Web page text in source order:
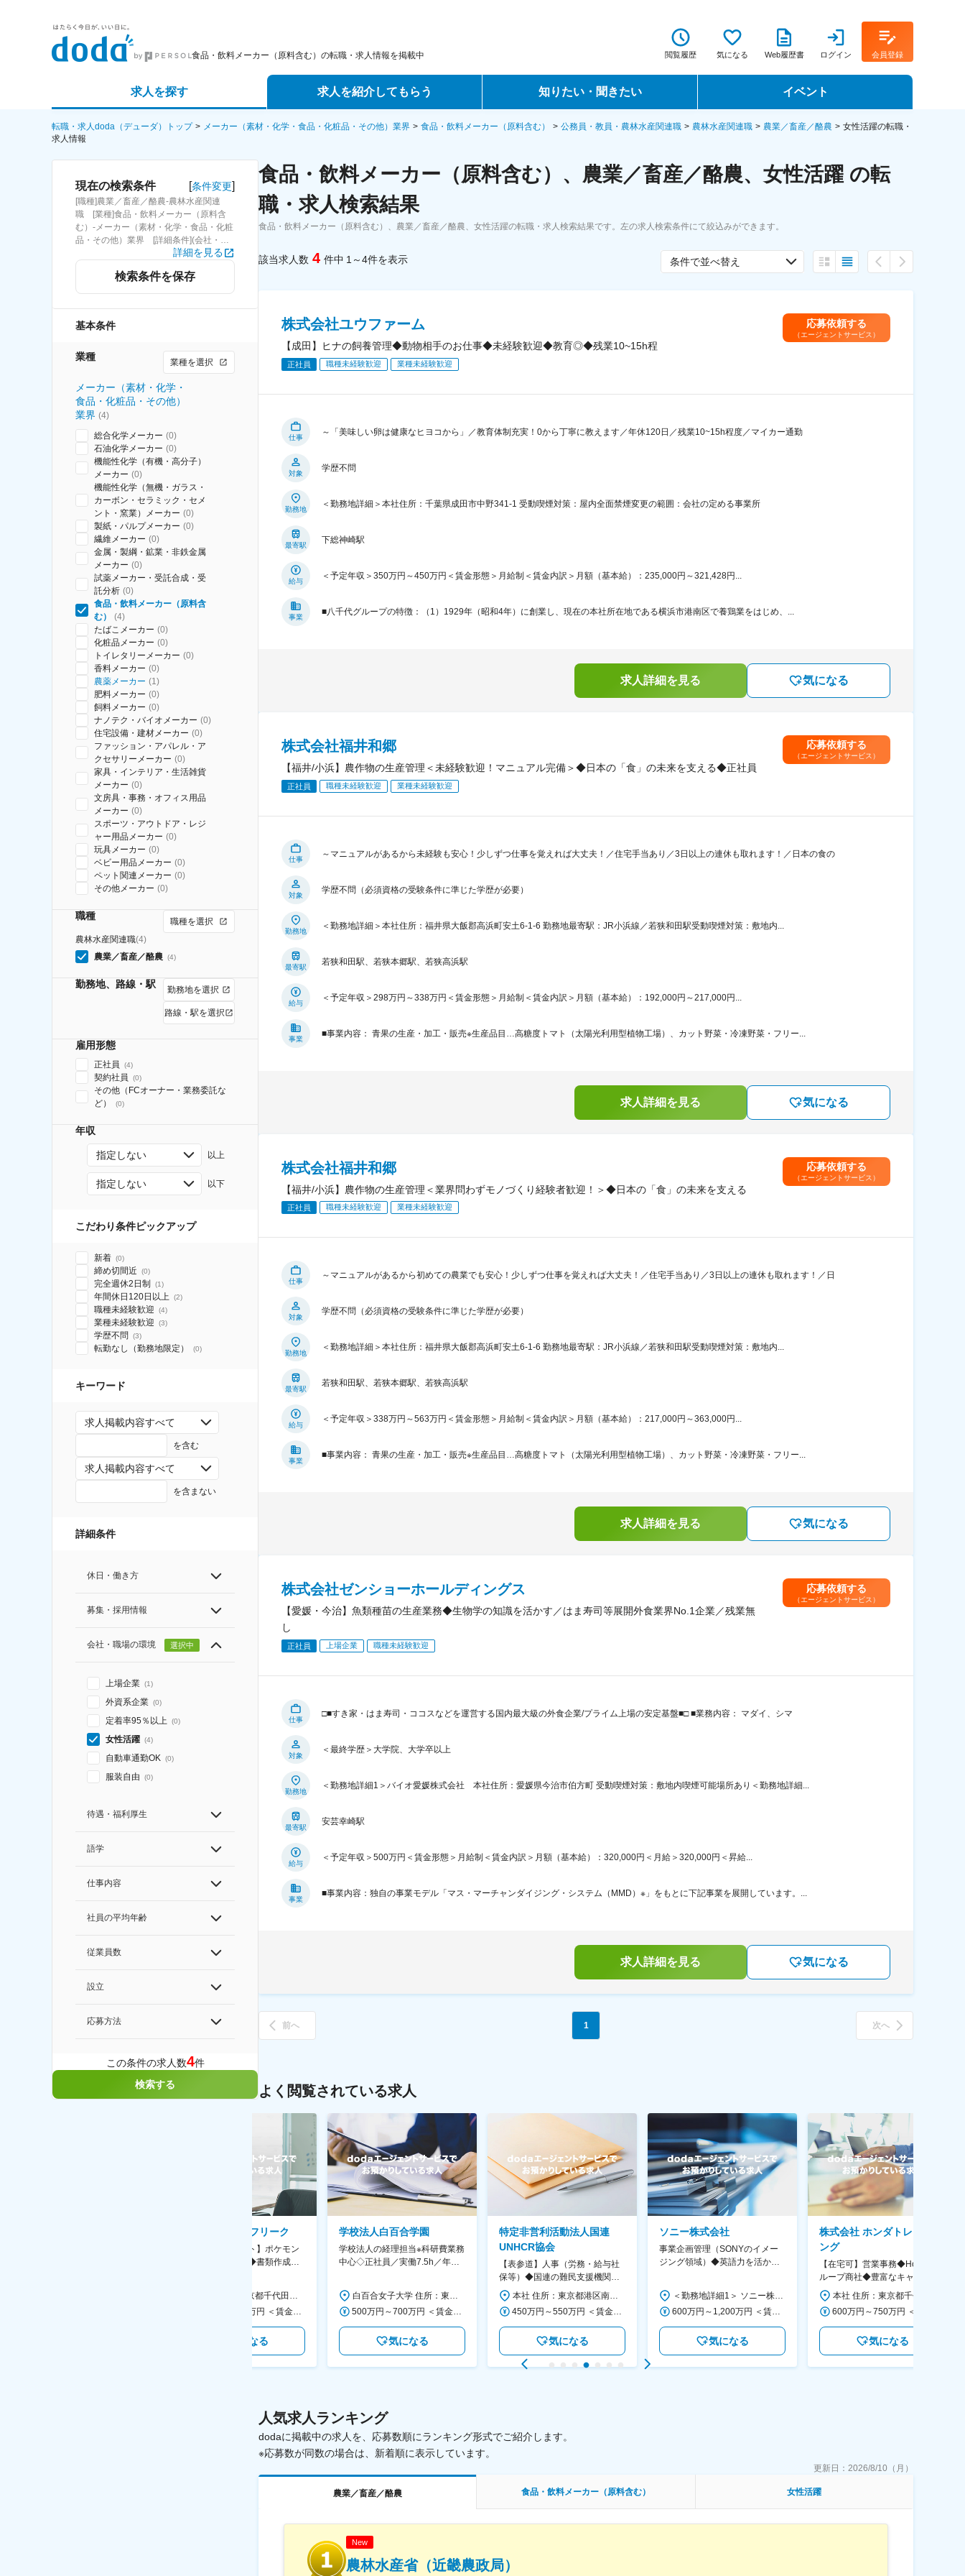
食品・飲料メーカー（原料含む）の転職・求人情報を掲載中 閲覧履歴 気になる Web履歴書 ログイン 会員登録
求人を探す
詳細条件から探す
新着求人から探す
求人特集から探す
求人を紹介してもらう
エージェントサービス
スカウトサービス
パートナーエージェントサービス
知りたい・聞きたい
転職ノウハウ
データで見る転職
転職Q&A
イベント
転職イベント・転職セミナー
転職フェア
転職・求人doda（デューダ）トップ メーカー（素材・化学・食品・化粧品・その他）業界 食品・飲料メーカー（原料含む） 公務員・教員・農林水産関連職 農林水産関連職 農業／畜産／酪農
女性活躍の転職・
求人情報
現在の検索条件 [条件変更]
[職種]農業／畜産／酪農-農林水産関連
職 [業種]食品・飲料メーカー（原料含
む）-メーカー（素材・化学・食品・化粧
品・その他）業界 [詳細条件](会社・職
詳細を見る
検索条件を保存
基本条件
業種 業種を選択
メーカー（素材・化学・
食品・化粧品・その他）
業界 (4)
総合化学メーカー (0)
石油化学メーカー (0)
機能性化学（有機・高分子）
メーカー (0)
機能性化学（無機・ガラス・
カーボン・セラミック・セメ
ント・窯業）メーカー (0)
製紙・パルプメーカー (0)
繊維メーカー (0)
金属・製綱・鉱業・非鉄金属
メーカー (0)
試薬メーカー・受託合成・受
託分析 (0)
食品・飲料メーカー（原料含
む）
(4)
たばこメーカー (0)
化粧品メーカー (0)
トイレタリーメーカー (0)
香料メーカー (0)
農薬メーカー (1)
肥料メーカー (0)
飼料メーカー (0)
ナノテク・バイオメーカー (0)
住宅設備・建材メーカー (0)
ファッション・アパレル・ア
クセサリーメーカー (0)
家具・インテリア・生活雑貨
メーカー (0)
文房具・事務・オフィス用品
メーカー (0)
スポーツ・アウトドア・レジ
ャー用品メーカー (0)
玩具メーカー (0)
ベビー用品メーカー (0)
ペット関連メーカー (0)
その他メーカー (0)
職種
職種を選択
農林水産関連職(4)
農業／畜産／酪農 (4)
勤務地、路線・駅 勤務地を選択
路線・駅を選択
雇用形態
正社員 (4)
契約社員 (0)
その他（FCオーナー・業務委託な
ど）
(0)
年収
指定しない 以上
指定しない 以下
こだわり条件ピックアップ
新着 (0)
締め切間近 (0)
完全週休2日制 (1)
年間休日120日以上 (2)
職種未経験歓迎 (4)
業種未経験歓迎 (3)
学歴不問 (3)
転勤なし（勤務地限定） (0)
キーワード
求人掲載内容すべて
を含む
求人掲載内容すべて
を含まない
詳細条件
休日・働き方
募集・採用情報
会社・職場の環境 選択中
上場企業 (1)
外資系企業 (0)
定着率95％以上 (0)
女性活躍 (4)
自動車通勤OK (0)
服装自由 (0)
待遇・福利厚生
語学
仕事内容
社員の平均年齢
従業員数
設立
応募方法
この条件の求人数4件
検索する
食品・飲料メーカー（原料含む）、農業／畜産／酪農、女性活躍 の転
職・求人検索結果
食品・飲料メーカー（原料含む）、農業／畜産／酪農、女性活躍の転職・求人検索結果です。左の求人検索条件にて絞込みができます。
該当求人数 4 件中 1～4件を表示 条件で並べ替え
株式会社ユウファーム
【成田】ヒナの飼養管理◆動物相手のお仕事◆未経験歓迎◆教育◎◆残業10~15h程
正社員 職種未経験歓迎 業種未経験歓迎
応募依頼する
（エージェントサービス）
仕事
～「美味しい卵は健康なヒヨコから」／教育体制充実！0から丁寧に教えます／年休120日／残業10~15h程度／マイカー通勤
対象
学歴不問
勤務地
＜勤務地詳細＞本社住所：千葉県成田市中野341-1 受動喫煙対策：屋内全面禁煙変更の範囲：会社の定める事業所
最寄駅
下総神崎駅
給与
＜予定年収＞350万円～450万円＜賃金形態＞月給制＜賃金内訳＞月額（基本給）：235,000円～321,428円...
事業
■八千代グループの特徴：（1）1929年（昭和4年）に創業し、現在の本社所在地である横浜市港南区で養鶏業をはじめ、...
求人詳細を見る 気になる
株式会社福井和郷
【福井/小浜】農作物の生産管理＜未経験歓迎！マニュアル完備＞◆日本の「食」の未来を支える◆正社員
正社員 職種未経験歓迎 業種未経験歓迎
応募依頼する
（エージェントサービス）
仕事
～マニュアルがあるから未経験も安心！少しずつ仕事を覚えれば大丈夫！／住宅手当あり／3日以上の連休も取れます！／日本の食の
対象
学歴不問（必須資格の受験条件に準じた学歴が必要）
勤務地
＜勤務地詳細＞本社住所：福井県大飯郡高浜町安土6-1-6 勤務地最寄駅：JR小浜線／若狭和田駅受動喫煙対策：敷地内...
最寄駅
若狭和田駅、若狭本郷駅、若狭高浜駅
給与
＜予定年収＞298万円～338万円＜賃金形態＞月給制＜賃金内訳＞月額（基本給）：192,000円～217,000円...
事業
■事業内容： 青果の生産・加工・販売※生産品目…高糖度トマト（太陽光利用型植物工場）、カット野菜・冷凍野菜・フリー...
求人詳細を見る 気になる
株式会社福井和郷
【福井/小浜】農作物の生産管理＜業界問わずモノづくり経験者歓迎！＞◆日本の「食」の未来を支える
正社員 職種未経験歓迎 業種未経験歓迎
応募依頼する
（エージェントサービス）
仕事
～マニュアルがあるから初めての農業でも安心！少しずつ仕事を覚えれば大丈夫！／住宅手当あり／3日以上の連休も取れます！／日
対象
学歴不問（必須資格の受験条件に準じた学歴が必要）
勤務地
＜勤務地詳細＞本社住所：福井県大飯郡高浜町安土6-1-6 勤務地最寄駅：JR小浜線／若狭和田駅受動喫煙対策：敷地内...
最寄駅
若狭和田駅、若狭本郷駅、若狭高浜駅
給与
＜予定年収＞338万円～563万円＜賃金形態＞月給制＜賃金内訳＞月額（基本給）：217,000円～363,000円...
事業
■事業内容： 青果の生産・加工・販売※生産品目…高糖度トマト（太陽光利用型植物工場）、カット野菜・冷凍野菜・フリー...
求人詳細を見る 気になる
株式会社ゼンショーホールディングス
【愛媛・今治】魚類種苗の生産業務◆生物学の知識を活かす／はま寿司等展開外食業界No.1企業／残業無
し
正社員 上場企業 職種未経験歓迎
応募依頼する
（エージェントサービス）
仕事
□■すき家・はま寿司・ココスなどを運営する国内最大級の外食企業/プライム上場の安定基盤■□ ■業務内容： マダイ、シマ
対象
＜最終学歴＞大学院、大学卒以上
勤務地
＜勤務地詳細1＞バイオ愛媛株式会社 本社住所：愛媛県今治市伯方町 受動喫煙対策：敷地内喫煙可能場所あり＜勤務地詳細...
最寄駅
安芸幸崎駅
給与
＜予定年収＞500万円＜賃金形態＞月給制＜賃金内訳＞月額（基本給）：320,000円＜月給＞320,000円＜昇給...
事業
■事業内容：独自の事業モデル「マス・マーチャンダイジング・システム（MMD）※」をもとに下記事業を展開しています。...
求人詳細を見る 気になる
前へ 1 次へ
よく閲覧されている求人
株式会社ゲームフリーク
【庶務アシスタント】ポケモン
シリーズ開発企業◆書類作成・
本社 住所：東京都千代田区神田錦町2-2-1 KANDASQUARE 受動喫煙対策：屋内全面禁煙 変更の範囲：会社の定める事業所
350万円～500万円 ＜賃金形態＞ 月給制 ＜賃金内訳＞ 月額（基本給）：215,000円～307,000円 固定残業手当/月：76,700円～110,000円（固定残業時間45時間0分/月） 超過した時間外労働の残業手当は追加支給 ＜月給＞ 291,700円～417,000円（一律手当を含む） ＜昇給有無＞ 有 ＜残業手当＞ 有 ＜給与補足＞ ※経験・能力を考慮の上、年齢に関わりなく当社規定により優遇します。 賃金はあくまでも目安の金額であり、選考を通じて上下する可能性があります。 月給(月額)は固定手当を含めた表記です。
気になる
学校法人白百合学園
学校法人の経理担当※科研費業務
中心◇正社員／実働7.5h／年休
大学
白百合女子大学 住所：東京都調布市緑ヶ丘1-25 勤務地最寄駅：京王線／仙川駅 受動喫煙対策：屋内全面禁煙 変更の範囲：会社の定める事業所
500万円～700万円 ＜賃金形態＞ 月給制 ＜賃金内訳＞ 月額（基本給）：280,000円～430,000円 ＜月給＞ 280,000円～430,000円 ＜昇給有無＞ 有 ＜残業手当＞ 有 ＜給与補足＞ ※年齢・過去の経験に基づき、本学規定に合わせ決定 【残業手当】有 /残業時間に応じて全額支給（※想定年収に含む） 【各種手当】扶養手当/住宅手当/通勤手当 等 【賞与】年2回（6月、12月） 【昇給】年1回（4月） 賃金はあくまでも目安の金額であり、選考を通じて上下する可能性があります。 月給(月額)は固定手当を含めた表記です。
気になる
特定非営利活動法人国連
UNHCR協会
【表参道】人事（労務・給与社
保等）◆国連の難民支援機関の
活動を支える日本公式支援窓口
◆正職員登用前提
本社 住所：東京都港区南青山6-10-11 ウェスレーセンター3F 勤務地最寄駅：地下鉄各線／表参道駅 受動喫煙対策：屋内全面禁煙 変更の範囲：会社の定める事業所（リモートワーク含む）
450万円～550万円 ＜賃金形態＞ 月給制 ＜賃金内訳＞ 月額（基本給）：340,000円～420,000円 ＜月給＞ 340,000円～420,000円 ＜昇給有無＞ 有 ＜残業手当＞ 有 ＜給与補足＞ ※能力・経験によって決定します。 ■賞与あり（業績評価に応じて支給） 賃金はあくまでも目安の金額であり、選考を通じて上下する可能性があります。 月給(月額)は固定手当を含めた表記です。
気になる
ソニー株式会社
事業企画管理（SONYのイメー
ジング領域）◆英語力を活か
＜勤務地詳細1＞ ソニー株式会社 住所：神奈川県横浜市西区みなとみらい5-1-1 受動喫煙対策：屋内全面禁煙 ＜勤務地詳細2＞ ソニーシティ大崎 住所：東京都品川区大崎2-10-1 勤務地最寄駅：JR線／大崎駅 受動喫煙対策：屋内全面禁煙 変更の範囲：会社の定める事業所（リモートワーク含む）
600万円～1,200万円 ＜賃金形態＞ 月給制 ＜賃金内訳＞ 月額（基本給）：350,000円～500,000円 ＜月給＞ 350,000円～500,000円 ＜昇給有無＞ 有 ＜残業手当＞ 有 ＜給与補足＞ ※年収は経験や能力を考慮の上、当社規定により決定します。 賃金はあくまでも目安の金額であり、選考を通じて上下する可能性があります。 月給(月額)は固定手当を含めた表記です。
気になる
株式会社 ホンダトレーディ
ング
【在宅可】営業事務◆Hondaグ
ループ商社◆豊富なキャリアパ
ス◆残業20H程/年休121日/転勤
なし
気になる
人気求人ランキング
dodaに掲載中の求人を、応募数順にランキング形式でご紹介します。
※応募数が同数の場合は、新着順に表示しています。
更新日： 2026/8/10（月）
農業／畜産／酪農 食品・飲料メーカー（原料含む） 女性活躍
New
農林水産省（近畿農政局）